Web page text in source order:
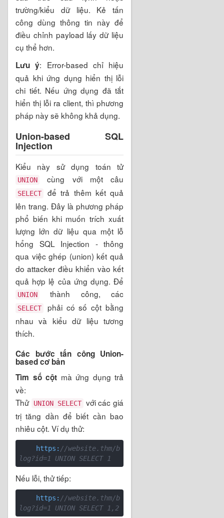
trường/kiểu dữ liệu. Kẻ tấn
công dùng thông tin này để
điều chỉnh payload lấy dữ liệu
cụ thể hơn.
Lưu ý: Error-based chỉ hiệu
quả khi ứng dụng hiển thị lỗi
chi tiết. Nếu ứng dụng đã tắt
hiển thị lỗi ra client, thì phương
pháp này sẽ không khả dụng.
Union-based SQL
Injection
Kiểu này sử dụng toán tử
UNION cùng với một câu
SELECT
để trả thêm kết quả
lên trang. Đây là phương pháp
phổ biến khi muốn trích xuất
lượng lớn dữ liệu qua một lỗ
hổng SQL Injection - thông
qua việc ghép (union) kết quả
do attacker điều khiển vào kết
quả hợp lệ của ứng dụng. Để
UNION thành công, các
SELECT
phải có số cột bằng
nhau và kiểu dữ liệu tương
thích.
Các bước tấn công Union-
based cơ bản
Tìm số cột mà ứng dụng trả
về:
Thử UNION SELECT với các giá
trị tăng dần để biết cần bao
nhiêu cột. Ví dụ thử:
    https:
//website.thm/b
log?id=1 UNION SELECT 1
Nếu lỗi, thử tiếp:
    https:
//website.thm/b
log?id=1 UNION SELECT 1,2